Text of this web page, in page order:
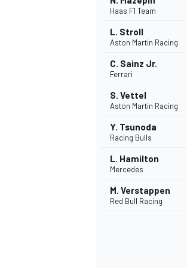
Haas F1 Team
L. Stroll
Aston Martin Racing
C. Sainz Jr.
Ferrari
S. Vettel
Aston Martin Racing
Y. Tsunoda
Racing Bulls
L. Hamilton
Mercedes
M. Verstappen
Red Bull Racing